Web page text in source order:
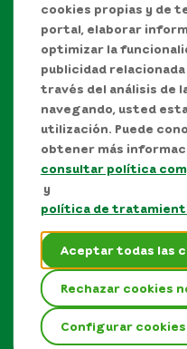
cookies propias y de
portal, elaborar
optimizar la
publicidad
través del análisis de
navegando, usted
utilización. Puede
obtener más
consultar política
y
política de
Aceptar todas las
Rechazar cookies
Configurar cookies
Manual de Derechos
uso sobre los
Política de protección
Términos y
Mapa del sitio
EPM © Todos los